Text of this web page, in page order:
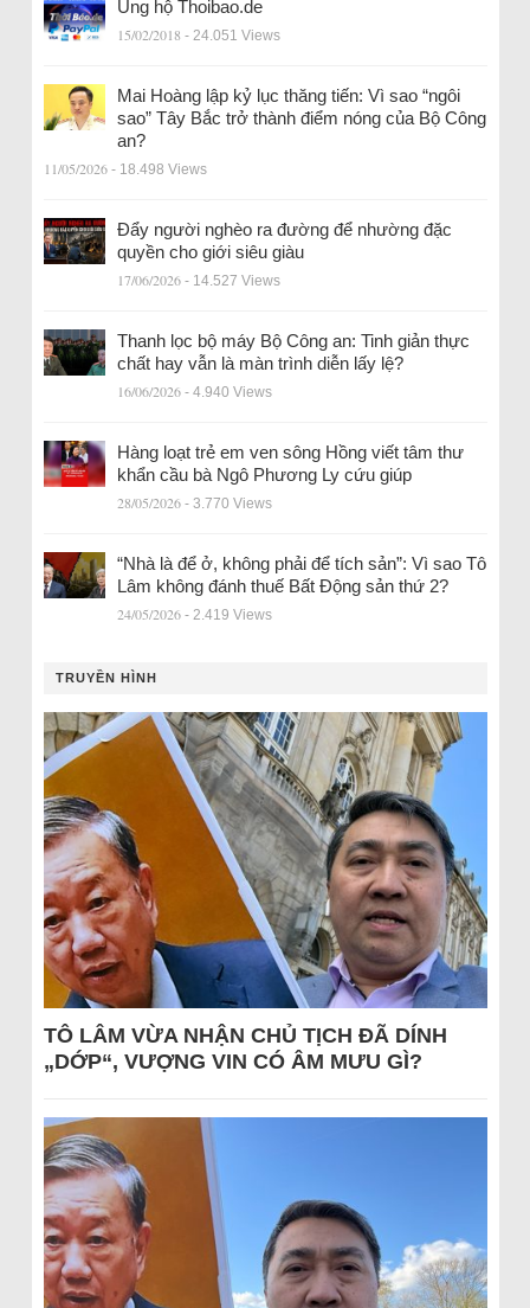
Ủng hộ Thoibao.de
15/02/2018 - 24.051 Views
Mai Hoàng lập kỷ lục thăng tiến: Vì sao “ngôi
sao” Tây Bắc trở thành điểm nóng của Bộ Công
an?
11/05/2026 - 18.498 Views
Đẩy người nghèo ra đường để nhường đặc
quyền cho giới siêu giàu
17/06/2026 - 14.527 Views
Thanh lọc bộ máy Bộ Công an: Tinh giản thực
chất hay vẫn là màn trình diễn lấy lệ?
16/06/2026 - 4.940 Views
Hàng loạt trẻ em ven sông Hồng viết tâm thư
khẩn cầu bà Ngô Phương Ly cứu giúp
28/05/2026 - 3.770 Views
“Nhà là để ở, không phải để tích sản”: Vì sao Tô
Lâm không đánh thuế Bất Động sản thứ 2?
24/05/2026 - 2.419 Views
TRUYỀN HÌNH
TÔ LÂM VỪA NHẬN CHỦ TỊCH ĐÃ DÍNH
„DỚP“, VƯỢNG VIN CÓ ÂM MƯU GÌ?